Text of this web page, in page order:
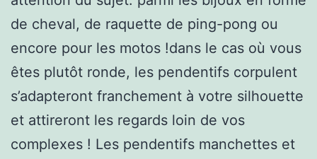
de cheval, de raquette de ping-pong ou
encore pour les motos !dans le cas où vous
êtes plutôt ronde, les pendentifs corpulent
s’adapteront franchement à votre silhouette
et attireront les regards loin de vos
complexes ! Les pendentifs manchettes et